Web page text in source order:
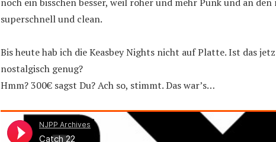
superschnell und clean.
Bis heute hab ich die Keasbey Nights nicht auf Platte. Ist das
nostalgisch genug?
Hmm? 300€ sagst Du? Ach so, stimmt. Das war’s…